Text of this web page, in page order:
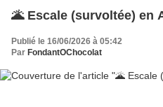
🌋 Escale (survoltée) en
Publié le 16/06/2026 à 05:42
Par FondantOChocolat